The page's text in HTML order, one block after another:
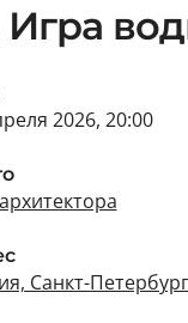
2026, 20:00
Санкт-